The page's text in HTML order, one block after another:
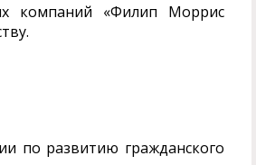
компаний «Филип Моррис
по развитию гражданского